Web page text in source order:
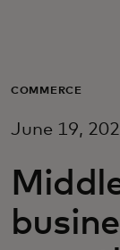
Per il
Per gli
COMMERCE
June 19,